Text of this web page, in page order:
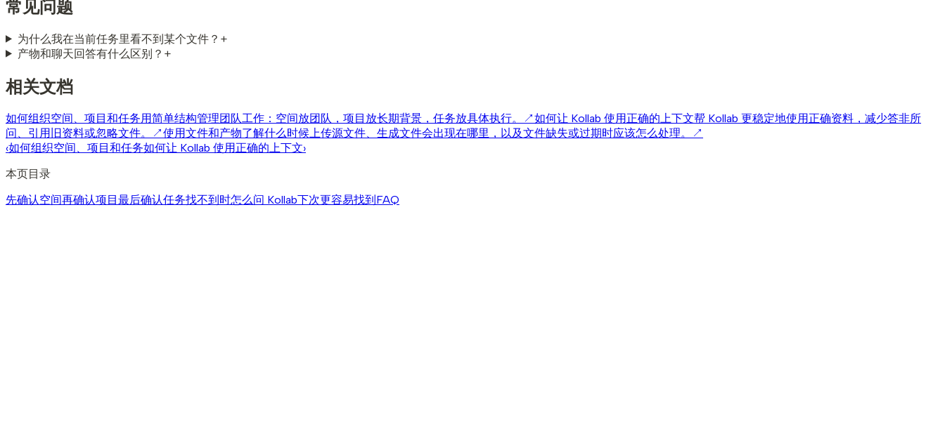
常见问题
为什么我在当前任务里看不到某个文件？ +
产物和聊天回答有什么区别？ +
相关文档
如何组织空间、项目和任务用简单结构管理团队工作：空间放团队，项目放长期背景，任务放具体执行。 ↗如何让 Kollab 使用正确的上下文帮 Kollab 更稳定地使用正确资料，减少答非所
问、引用旧资料或忽略文件。
↗使用文件和产物了解什么时候上传源文件、生成文件会出现在哪里，以及文件缺失或过期时应该怎么处理。
↗
‹如何组织空间、项目和任务如何让 Kollab 使用正确的上下文›
本页目录
先确认空间再确认项目 最后确认任务找不到时怎么问 Kollab下次更容易找到 FAQ